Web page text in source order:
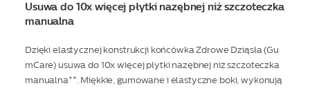
Usuwa do 10x więcej płytki nazębnej niż szczoteczka
manualna
Dzięki elastycznej konstrukcji końcówka Zdrowe Dziąsła (Gu
mCare) usuwa do 10x więcej płytki nazębnej niż szczoteczka
manualna**. Miękkie, gumowane i elastyczne boki, wykonują